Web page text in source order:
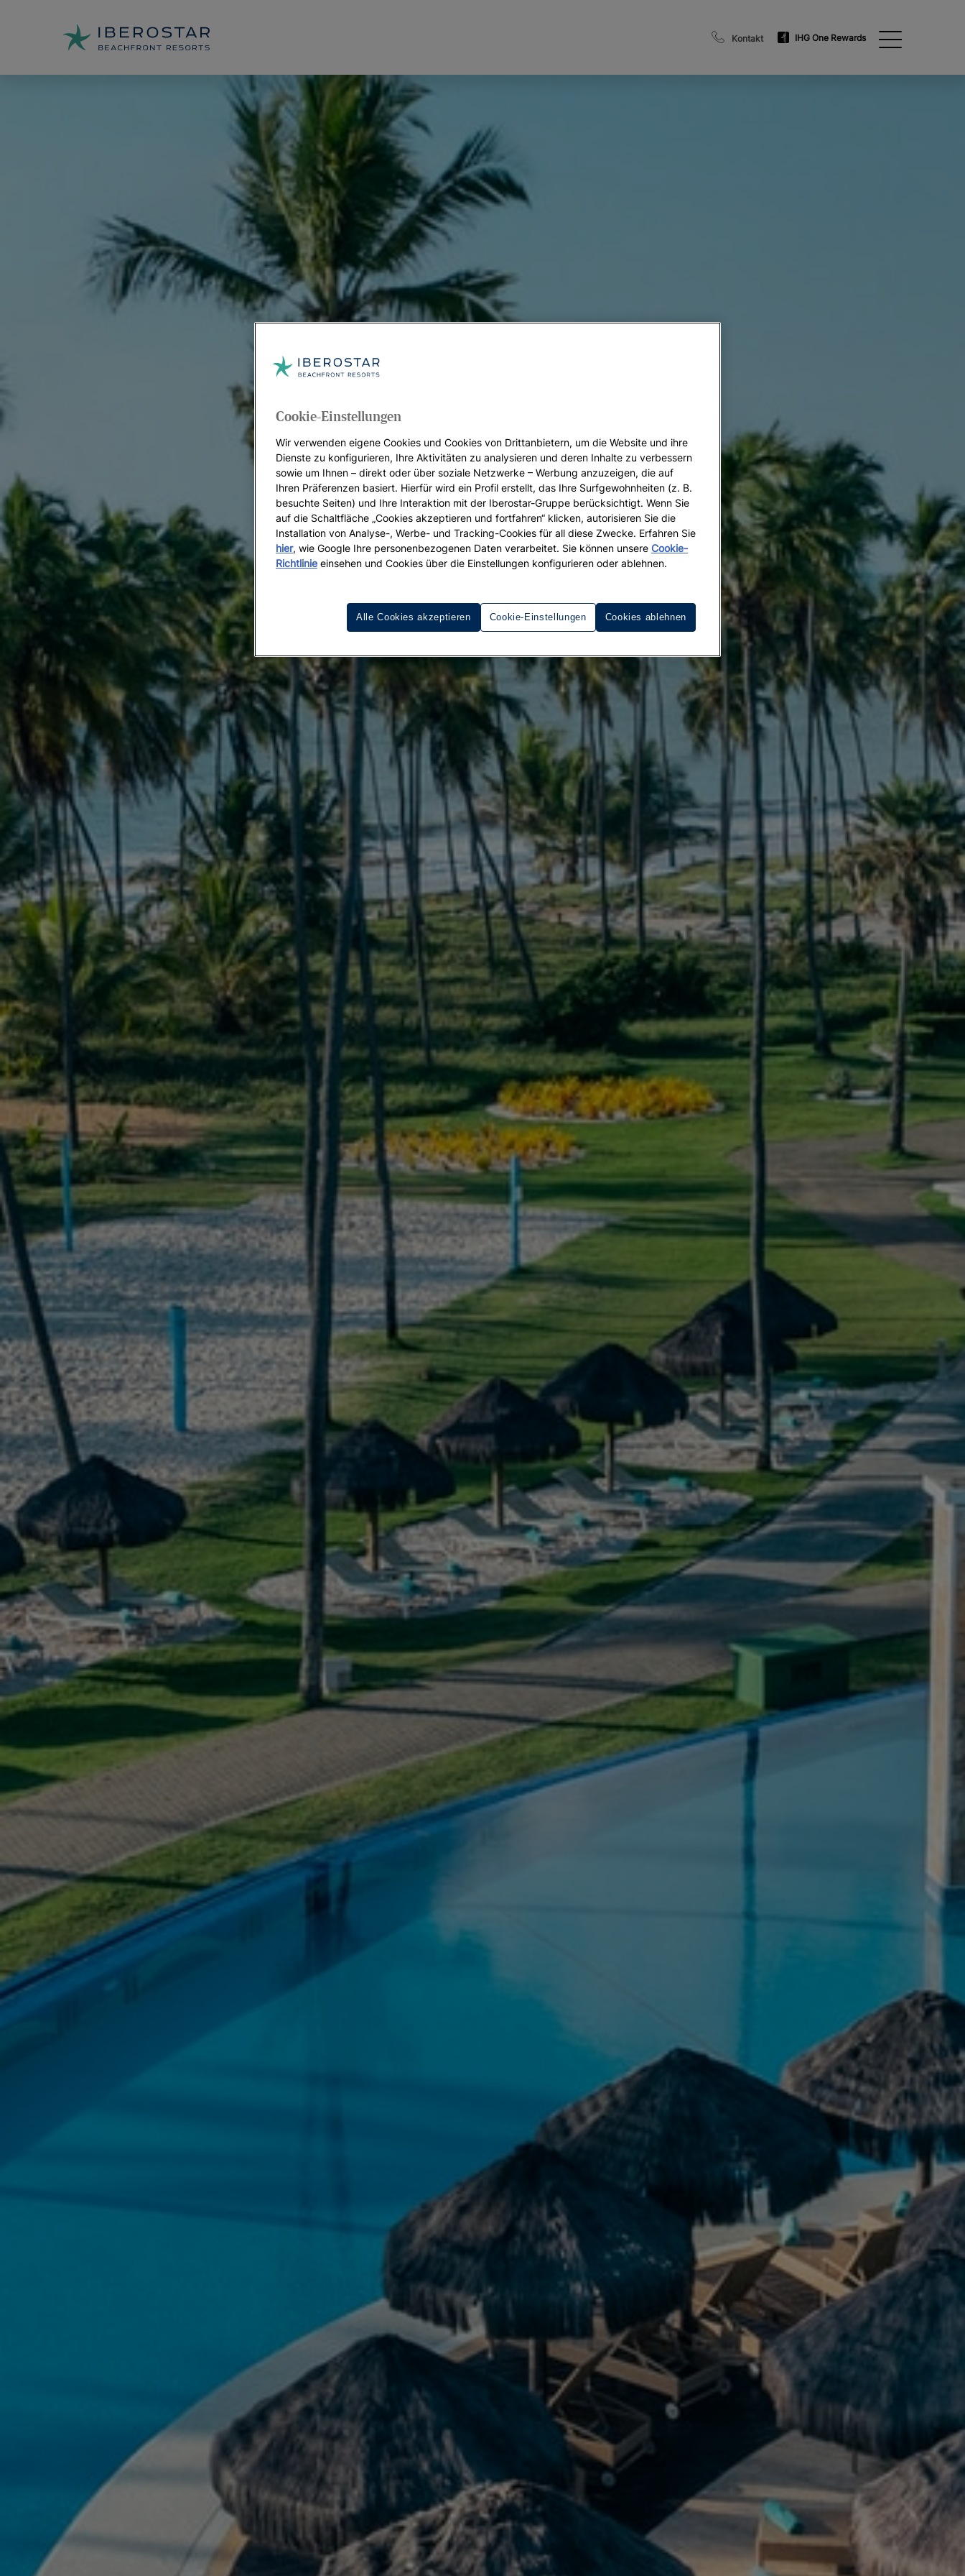
Kontakt IHG One Rewards
Cookie-Einstellungen
Wir verwenden eigene Cookies und Cookies von Drittanbietern, um die Website und ihre
Dienste zu konfigurieren, Ihre Aktivitäten zu analysieren und deren Inhalte zu verbessern
sowie um Ihnen – direkt oder über soziale Netzwerke – Werbung anzuzeigen, die auf
Ihren Präferenzen basiert. Hierfür wird ein Profil erstellt, das Ihre Surfgewohnheiten (z. B.
besuchte Seiten) und Ihre Interaktion mit der Iberostar-Gruppe berücksichtigt. Wenn Sie
auf die Schaltfläche „Cookies akzeptieren und fortfahren“ klicken, autorisieren Sie die
Installation von Analyse-, Werbe- und Tracking-Cookies für all diese Zwecke. Erfahren Sie
hier, wie Google Ihre personenbezogenen Daten verarbeitet. Sie können unsere Cookie-
Richtlinie einsehen und Cookies über die Einstellungen konfigurieren oder ablehnen.
Cookie-Einstellungen Cookies ablehnen
Alle Cookies akzeptieren